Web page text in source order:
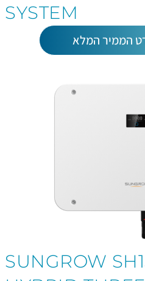
SYSTEM
הממיר המלא
SUNGROW